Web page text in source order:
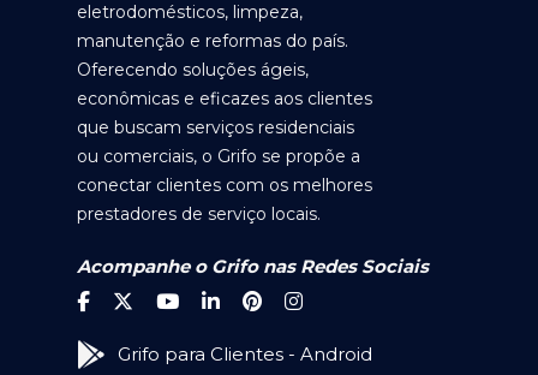
eletrodomésticos, limpeza,
manutenção e reformas do país.
Oferecendo soluções ágeis,
econômicas e eficazes aos clientes
que buscam serviços residenciais
ou comerciais, o Grifo se propõe a
conectar clientes com os melhores
prestadores de serviço locais.
Acompanhe o Grifo nas Redes Sociais
Grifo para Clientes - Android